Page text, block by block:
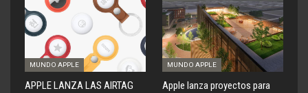
MUNDO APPLE
APPLE LANZA LAS AIRTAG
MUNDO APPLE
Apple lanza proyectos para